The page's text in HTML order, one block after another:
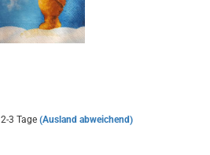
2-3 Tage (Ausland abweichend)